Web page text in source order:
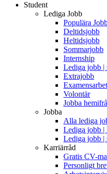
Student
Lediga Jobb
Populära
Deltidsjobb
Heltidsjobb
Sommarjobb
Internship
Lediga jobb |
Extrajobb
Volontär
Jobba
Jobba
Alla lediga
Lediga jobb |
Lediga jobb |
Karriärråd
Gratis CV-
Personligt